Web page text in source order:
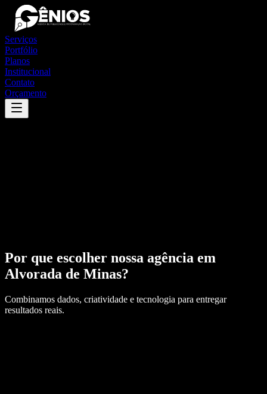
Serviços
Portfólio
Planos
Institucional
Contato
Orçamento
Por que escolher nossa agência em
Alvorada de Minas?
Combinamos dados, criatividade e tecnologia para entregar
resultados reais.